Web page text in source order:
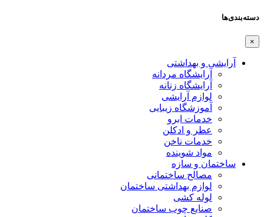
دسته‌بندی‌ها
×
آرایشی و بهداشتی
آرایشگاه مردانه
آرایشگاه زنانه
لوازم آرایشی
آموزشگاه زیبایی
خدمات ابرو
عطر و ادکلن
خدمات ناخن
مواد شوینده
ساختمان و سازه
مصالح ساختمانی
لوازم بهداشتی ساختمان
لوله کشی
صنایع چوب ساختمان